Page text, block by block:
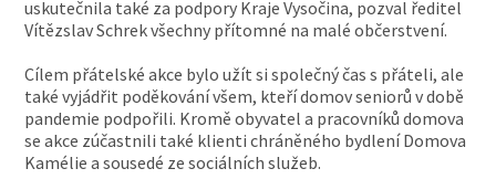
uskutečnila také za podpory Kraje Vysočina, pozval ředitel
Vítězslav Schrek všechny přítomné na malé občerstvení.
Cílem přátelské akce bylo užít si společný čas s přáteli, ale
také vyjádřit poděkování všem, kteří domov seniorů v době
pandemie podpořili. Kromě obyvatel a pracovníků domova
se akce zúčastnili také klienti chráněného bydlení Domova
Kamélie a sousedé ze sociálních služeb.